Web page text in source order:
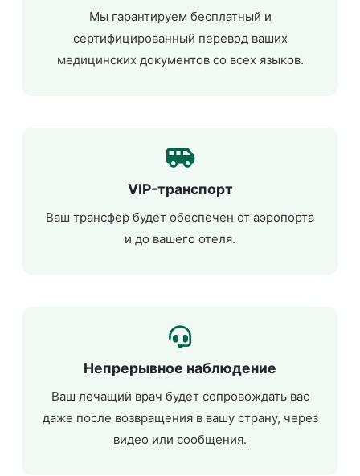
Мы гарантируем бесплатный и
сертифицированный перевод ваших
медицинских документов со всех языков.
VIP-транспорт
Ваш трансфер будет обеспечен от аэропорта
и до вашего отеля.
Непрерывное наблюдение
Ваш лечащий врач будет сопровождать вас
даже после возвращения в вашу страну, через
видео или сообщения.